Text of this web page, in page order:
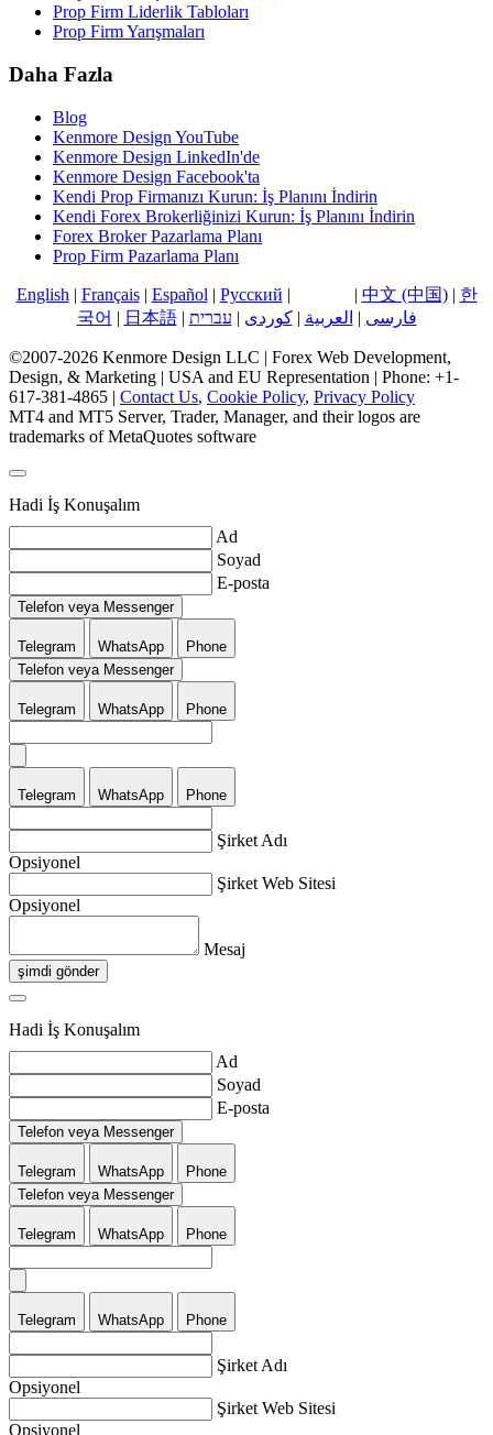
Prop Firm Liderlik Tabloları
Prop Firm Yarışmaları
Daha Fazla
Blog
Kenmore Design YouTube
Kenmore Design LinkedIn'de
Kenmore Design Facebook'ta
Kendi Prop Firmanızı Kurun: İş Planını İndirin
Kendi Forex Brokerliğinizi Kurun: İş Planını İndirin
Forex Broker Pazarlama Planı
Prop Firm Pazarlama Planı
English | Français| Español | Русский | | 中文 (中国)| 한
국어 | 日本語| עברית | کوردی| العربية | فارسی
©2007-2026 Kenmore Design LLC | Forex Web Development,
Design, & Marketing | USA and EU Representation | Phone: +1-
617-381-4865 | Contact Us, Cookie Policy, Privacy Policy
MT4 and MT5 Server, Trader, Manager, and their logos are
trademarks of MetaQuotes software
Hadi İş Konuşalım
Ad
Soyad
E-posta
Telefon veya Messenger
Telegram WhatsApp
Phone
Telefon veya Messenger
Telegram WhatsApp Phone
Telegram WhatsApp Phone
Şirket Adı
Opsiyonel
Şirket Web Sitesi
Opsiyonel
Mesaj
şimdi gönder
Hadi İş Konuşalım
Ad
Soyad
E-posta
Telefon veya Messenger
Telegram WhatsApp
Phone
Telefon veya Messenger
Telegram WhatsApp Phone
Telegram WhatsApp Phone
Şirket Adı
Opsiyonel
Şirket Web Sitesi
Opsiyonel